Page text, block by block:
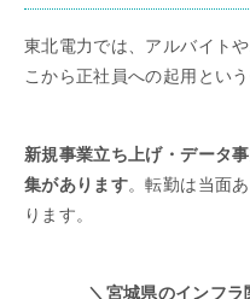
東北電力では、アルバイト
こから正社員への起用とい
新規事業立ち上げ・データ
集があります。転勤は当面
ります。
＼宮城県のインフ